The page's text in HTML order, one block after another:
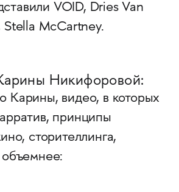
VOID, Dries Van
McCartney.
Никифоровой:
Карины, видео, в которых
принципы
сторителлинга,